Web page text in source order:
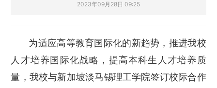
2023年09月28日 09:25
为适应高等教育国际化的新趋势，推进我校
人才培养国际化战略，提高本科生人才培养质
量，我校与新加坡淡马锡理工学院签订校际合作